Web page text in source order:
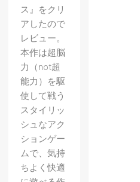
ス』をクリ
アしたので
レビュー。
本作は超脳
力（not超
能力）を駆
使して戦う
スタイリッ
シュなアク
ションゲー
ムで、気持
ちよく快適